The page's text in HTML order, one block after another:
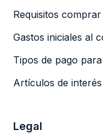
Requisitos
Gastos iniciales al
Tipos de pago
Artículos de interés
Legal